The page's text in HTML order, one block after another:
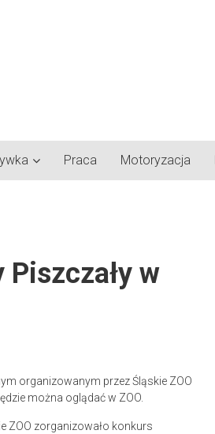
Praca Motoryzacja
w
organizowanym przez Śląskie ZOO
można oglądać w ZOO.
ZOO zorganizowało konkurs